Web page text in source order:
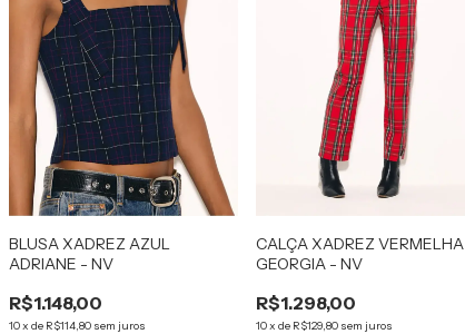
BLUSA XADREZ AZUL
ADRIANE - NV
R$1.148,00
10x de R$114,80 sem juros
CALÇA XADREZ VERMELHA
GEORGIA - NV
R$1.298,00
10xde R$129,80 sem juros